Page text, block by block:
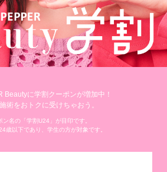
Beautyに学割クーポンが増加中！
術をおトクに受けちゃおう。
名の「学割U24」が目印です。
歳以下であり、学生の方が対象です。